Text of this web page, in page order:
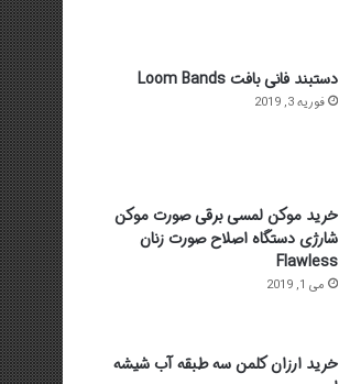
دستبند فانی بافت Loom Bands
فوریه 3, 2019
خرید موکن لمسی برقی صورت موکن
شارژی دستگاه اصلاح صورت زنان
Flawless
می 1, 2019
خرید ارزان کلمن سه طبقه آب شیشه